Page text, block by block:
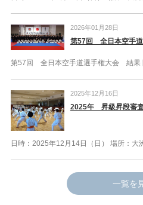
2026年01月28日
第57回 全日本空手
第57回 全日本空手道選手権大会 結果
2025年12月16日
2025年 昇級昇段審査
日時：2025年12月14日（日） 場所：大
一覧を